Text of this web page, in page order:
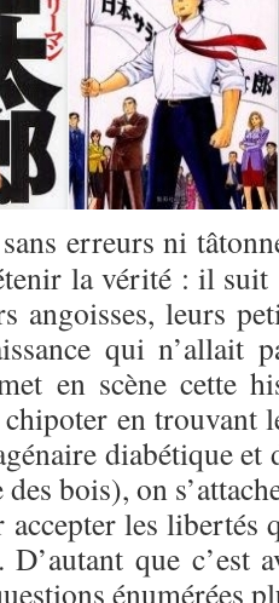
erreurs ni
la vérité : il suit
angoisses, leurs
qui n’allait
en scène cette
en trouvant
diabétique et
bois), on
accepter les libertés
que c’est
énumérées